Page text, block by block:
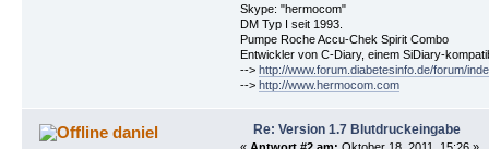
Skype: "hermocom"
DM Typ I seit 1993.
Pumpe Roche Accu-Chek Spirit Combo
Entwickler von C-Diary, einem SiDiary-
--> http://www.forum.diabetesinfo.de/forum/
--> http://www.hermocom.com
daniel Re: Version 1.7 Blutdruckeingabe
« Antwort #2 am: Oktober 18, 2011, 15:26 »